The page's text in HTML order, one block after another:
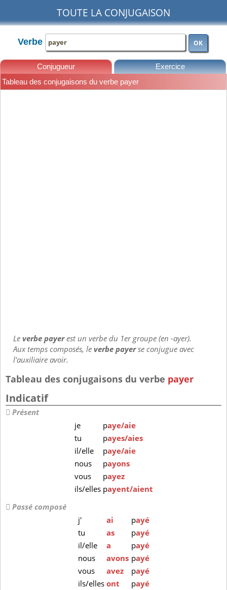
TOUTE LA CONJUGAISON
Verbe OK
Conjugueur Exercice
Tableau des conjugaisons du verbe payer
Leverbe payerest un verbe du 1er groupe (en -ayer).
Aux temps composés, leverbe payerse conjugue avec
l'auxiliaire avoir.
Tableau des conjugaisons du verbe payer
Indicatif
Présent
je
paye/aie
tu
payes/aies
il/elle
paye/aie
nous
payons
vous
payez
ils/elles payent/aient
Passé composé
j'
ai payé
tu
as payé
il/elle
a payé
nous
avons payé
vous
avez payé
ils/elles ont payé